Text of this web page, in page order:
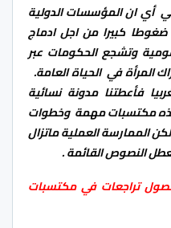
أي ان المؤسسات الدولية
كبيرا من اجل ادماج
وتشجع الحكومات عبر
المرأة في الحياة العامة.
فأعطتنا مدونة نسائية
مكتسبات مهمة وخطوات
الممارسة العملية ماتزال
النصوص القائمة .
تراجعات في مكتسبات